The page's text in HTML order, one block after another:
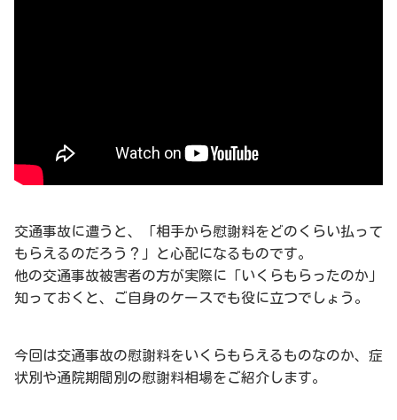
交通事故に遭うと、「相手から慰謝料をどのくらい払って
もらえるのだろう？」と心配になるものです。
他の交通事故被害者の方が実際に「いくらもらったのか」
知っておくと、ご自身のケースでも役に立つでしょう。
今回は交通事故の慰謝料をいくらもらえるものなのか、症
状別や通院期間別の慰謝料相場をご紹介します。